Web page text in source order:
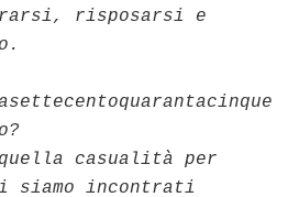
risposarsi e
casualità per
siamo incontrati